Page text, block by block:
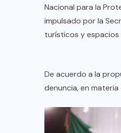
Nacional para la
impulsado por la
turísticos y espacios
De acuerdo a la
denuncia, en